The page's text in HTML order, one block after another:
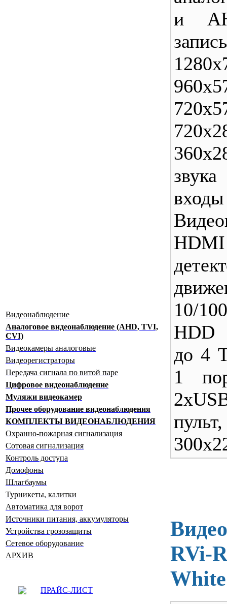
Видеонаблюдение
Аналоговое видеонаблюдение (AHD, TVI,
CVI)
Видеокамеры аналоговые
Видеорегистраторы
Передача сигнала по витой паре
Цифровое видеонаблюдение
Муляжи видеокамер
Прочее оборудование видеонаблюдения
КОМПЛЕКТЫ ВИДЕОНАБЛЮДЕНИЯ
Охранно-пожарная сигнализация
Сотовая сигнализация
Контроль доступа
Домофоны
Шлагбаумы
Турникеты, калитки
Автоматика для ворот
Источники питания, аккумуляторы
Устройства грозозащиты
Сетевое оборудование
АРХИВ
ПРАЙС-ЛИСТ
и
10/
HDD
до 4
1
RVi-
White